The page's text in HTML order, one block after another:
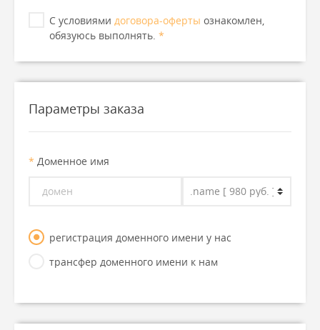
С условиями договора-оферты ознакомлен,
обязуюсь выполнять. *
Параметры заказа
* Доменное имя
регистрация доменного имени у нас
трансфер доменного имени к нам